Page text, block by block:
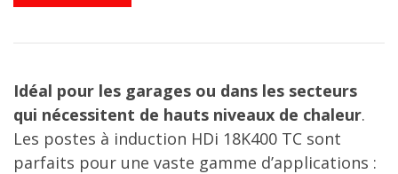
Idéal pour les garages ou dans les secteurs
qui nécessitent de hauts niveaux de chaleur.
Les postes à induction HDi 18K400 TC sont
parfaits pour une vaste gamme d’applications :